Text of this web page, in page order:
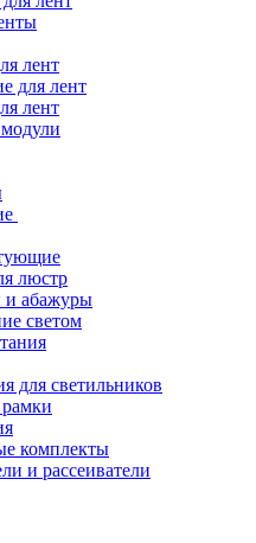
лент
для лент
лент
люстр
абажуры
светом
для светильников
комплекты
и рассеиватели